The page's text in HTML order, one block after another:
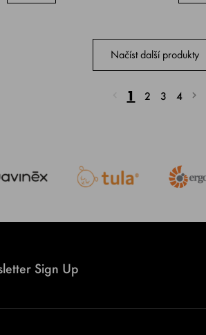
Načíst další produkty
1 2 3 4
Sign Up